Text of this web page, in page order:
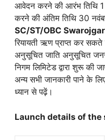
आवेदन करने की आरंभ तिथि
करने की अंतिम तिथि 30
SC/ST/OBC
रियायती ऋण प्राप्त कर
अनुसूचित जाति अनुसूचित
निगम लिमिटेड द्वारा शुरू की
अन्य सभी जानकारी पाने के
ध्यान से पढ़ें।
Launch details of the